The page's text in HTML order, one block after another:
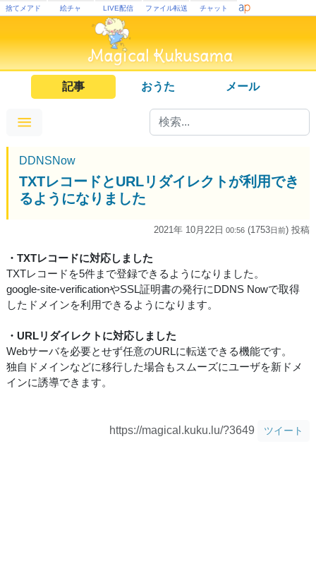
捨てメアド 絵チャ LIVE配信 ファイル転送 チャット
記事 おうた メール
DDNSNow
TXTレコードとURLリダイレクトが利用でき
るようになりました
2021年 10月22日 00:56 (1753日前) 投稿
・TXTレコードに対応しました
TXTレコードを5件まで登録できるようになりました。
google-site-verificationやSSL証明書の発行にDDNS Nowで取得
したドメインを利用できるようになります。
・URLリダイレクトに対応しました
Webサーバを必要とせず任意のURLに転送できる機能です。
独自ドメインなどに移行した場合もスムーズにユーザを新ドメ
インに誘導できます。
https://magical.kuku.lu/?3649 ツイート